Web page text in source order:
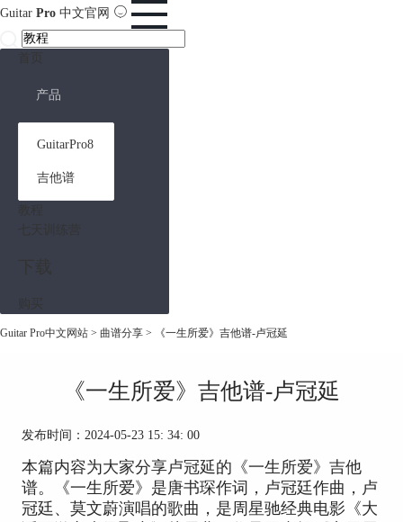
Guitar Pro 中文官网
产品
GuitarPro8
吉他谱
Guitar Pro中文网站 > 曲谱分享 > 《一生所爱》吉他谱-卢冠延
《一生所爱》吉他谱-卢冠延
发布时间：2024-05-23 15: 34: 00
本篇内容为大家分享卢冠延的《一生所爱》吉他
谱。《一生所爱》是唐书琛作词，卢冠廷作曲，卢
冠廷、莫文蔚演唱的歌曲，是周星驰经典电影《大